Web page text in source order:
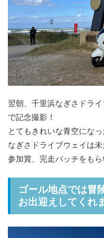
翌朝、千里浜なぎさドラ
で記念撮影！
とてもきれいな青空にな
なぎさドライブウェイは
参加賞、完走バッチをも
ゴール地点では冒
お出迎えしてくれ